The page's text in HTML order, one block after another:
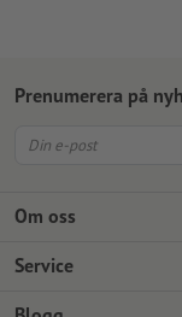
Om oss
Företag
Service
Betalningsalternativ
Prenumerera på